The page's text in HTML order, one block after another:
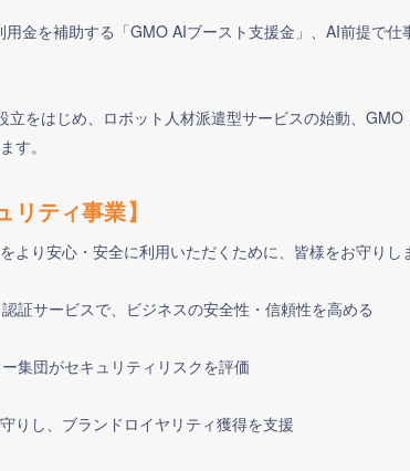
金を補助する「GMO AIブースト支援金」、AI前提で仕
をはじめ、ロボット人材派遣型サービスの始動、
す。
ティ事業】
より安心・安全に利用いただくために、皆様をお守りし
証サービスで、ビジネスの安全性・信頼性を高める
集団がセキュリティリスクを評価
りし、ブランドロイヤリティ獲得を支援